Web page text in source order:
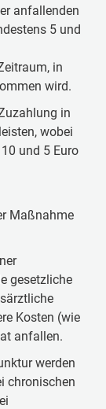
anfallenden
5 und
in
wird.
in
wobei
und 5 Euro
Maßnahme
gesetzliche
Kosten (wie
anfallen.
werden
chronischen